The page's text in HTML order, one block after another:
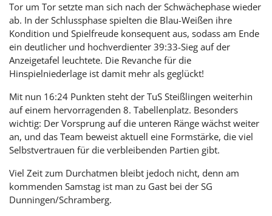
Tor um Tor setzte man sich nach der Schwächephase wieder
ab. In der Schlussphase spielten die Blau-Weißen ihre
Kondition und Spielfreude konsequent aus, sodass am Ende
ein deutlicher und hochverdienter 39:33-Sieg auf der
Anzeigetafel leuchtete. Die Revanche für die
Hinspielniederlage ist damit mehr als geglückt!
Mit nun 16:24 Punkten steht der TuS Steißlingen weiterhin
auf einem hervorragenden 8. Tabellenplatz. Besonders
wichtig: Der Vorsprung auf die unteren Ränge wächst weiter
an, und das Team beweist aktuell eine Formstärke, die viel
Selbstvertrauen für die verbleibenden Partien gibt.
Viel Zeit zum Durchatmen bleibt jedoch nicht, denn am
kommenden Samstag ist man zu Gast bei der SG
Dunningen/Schramberg.